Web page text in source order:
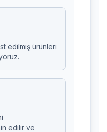
edilmiş ürünleri
edilir ve